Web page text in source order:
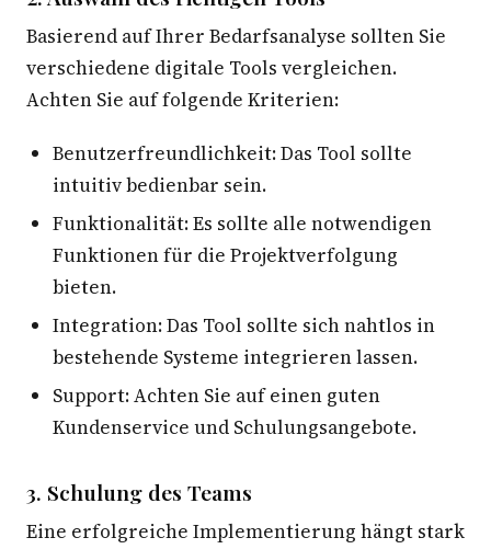
Basierend auf Ihrer Bedarfsanalyse sollten Sie
verschiedene digitale Tools vergleichen.
Achten Sie auf folgende Kriterien:
Benutzerfreundlichkeit: Das Tool sollte
intuitiv bedienbar sein.
Funktionalität: Es sollte alle notwendigen
Funktionen für die Projektverfolgung
bieten.
Integration: Das Tool sollte sich nahtlos in
bestehende Systeme integrieren lassen.
Support: Achten Sie auf einen guten
Kundenservice und Schulungsangebote.
3. Schulung des Teams
Eine erfolgreiche Implementierung hängt stark